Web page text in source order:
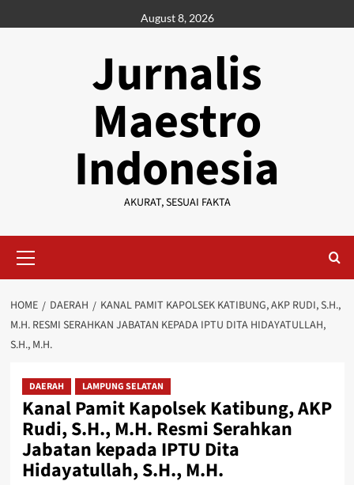
to
August 8, 2026
Jurnalis
Maestro
Indonesia
AKURAT, SESUAI FAKTA
Menu
HOME DAERAH
KANAL PAMIT KAPOLSEK KATIBUNG, AKP RUDI, S.H.,
M.H. RESMI SERAHKAN JABATAN KEPADA IPTU DITA HIDAYATULLAH,
S.H., M.H.
DAERAH LAMPUNG SELATAN
Kanal Pamit Kapolsek Katibung, AKP
Rudi, S.H., M.H. Resmi Serahkan
Jabatan kepada IPTU Dita
Hidayatullah, S.H., M.H.